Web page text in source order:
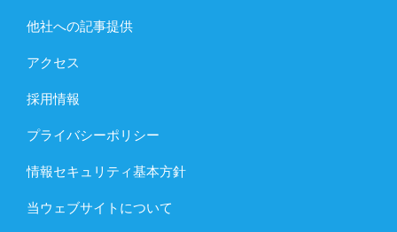
他社への記事提供
アクセス
採用情報
プライバシーポリシー
情報セキュリティ基本方針
当ウェブサイトについて